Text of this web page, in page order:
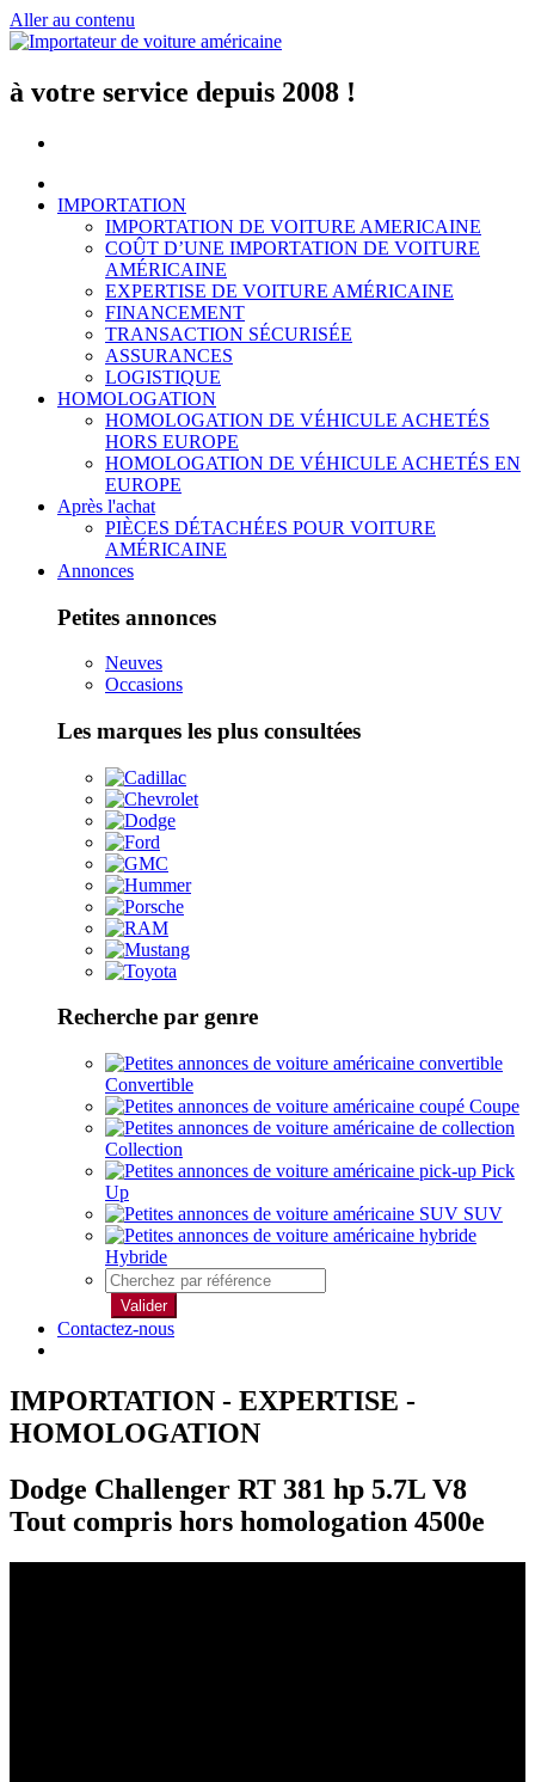
Aller au contenu
à votre service depuis 2008 !
IMPORTATION
IMPORTATION DE VOITURE AMERICAINE
COÛT D’UNE IMPORTATION DE VOITURE
AMÉRICAINE
EXPERTISE DE VOITURE AMÉRICAINE
FINANCEMENT
TRANSACTION SÉCURISÉE
ASSURANCES
LOGISTIQUE
HOMOLOGATION
HOMOLOGATION DE VÉHICULE ACHETÉS
HORS EUROPE
HOMOLOGATION DE VÉHICULE ACHETÉS EN
EUROPE
Après l'achat
PIÈCES DÉTACHÉES POUR VOITURE
AMÉRICAINE
Annonces
Petites annonces
Neuves
Occasions
Les marques les plus consultées
Recherche par genre
Convertible
Coupe
Collection
Pick
Up
SUV
Hybride
Valider
Contactez-nous
IMPORTATION - EXPERTISE -
HOMOLOGATION
Dodge Challenger RT 381 hp 5.7L V8
Tout compris hors homologation 4500e